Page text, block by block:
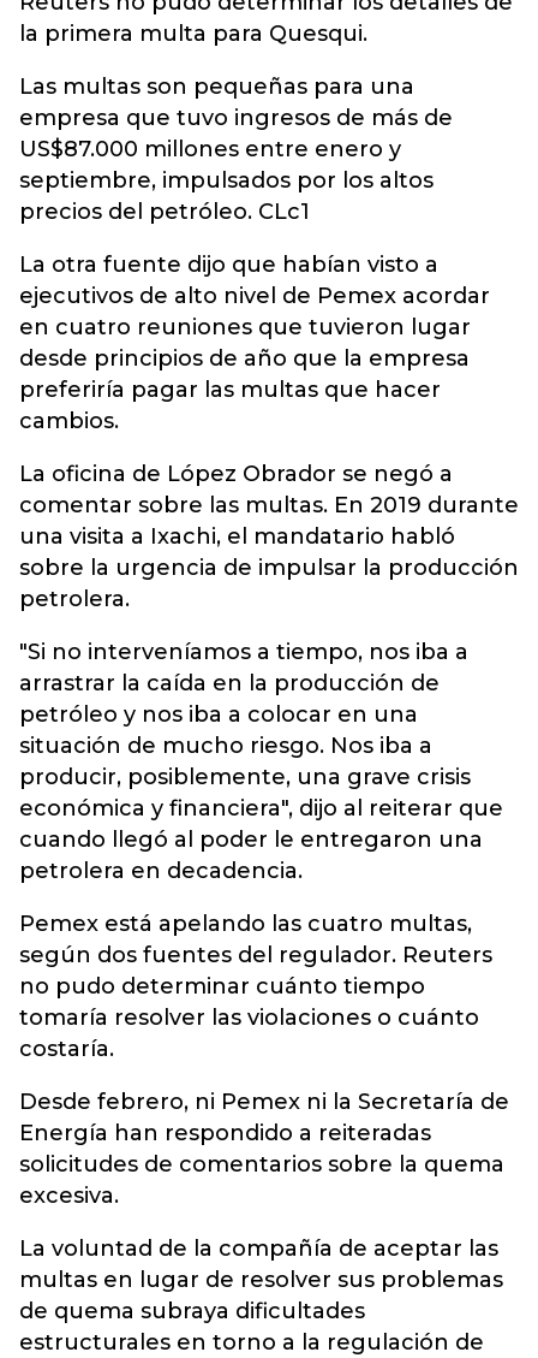
la primera multa para Quesqui.
Las multas son pequeñas para una
empresa que tuvo ingresos de más de
US$87.000 millones entre enero y
septiembre, impulsados por los altos
precios del petróleo. CLc1
La otra fuente dijo que habían visto a
ejecutivos de alto nivel de Pemex acordar
en cuatro reuniones que tuvieron lugar
desde principios de año que la empresa
preferiría pagar las multas que hacer
cambios.
La oficina de López Obrador se negó a
comentar sobre las multas. En 2019 durante
una visita a Ixachi, el mandatario habló
sobre la urgencia de impulsar la producción
petrolera.
"Si no interveníamos a tiempo, nos iba a
arrastrar la caída en la producción de
petróleo y nos iba a colocar en una
situación de mucho riesgo. Nos iba a
producir, posiblemente, una grave crisis
económica y financiera", dijo al reiterar que
cuando llegó al poder le entregaron una
petrolera en decadencia.
Pemex está apelando las cuatro multas,
según dos fuentes del regulador. Reuters
no pudo determinar cuánto tiempo
tomaría resolver las violaciones o cuánto
costaría.
Desde febrero, ni Pemex ni la Secretaría de
Energía han respondido a reiteradas
solicitudes de comentarios sobre la quema
excesiva.
La voluntad de la compañía de aceptar las
multas en lugar de resolver sus problemas
de quema subraya dificultades
estructurales en torno a la regulación de